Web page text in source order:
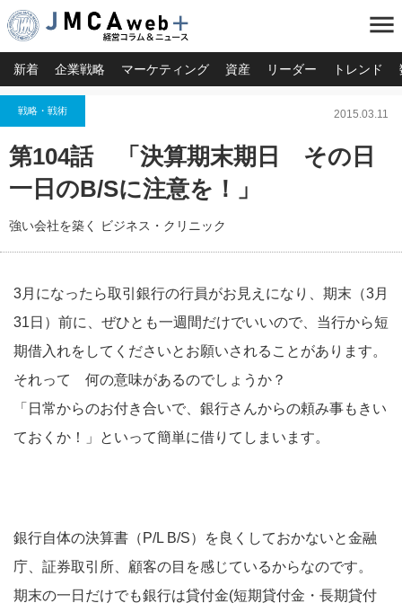
menu
新着 企業戦略 マーケティング 資産 リーダー トレンド
戦略・戦術 2015.03.11
第104話 「決算期末期日 その日
一日のB/Sに注意を！」
強い会社を築く ビジネス・クリニック
3月になったら取引銀行の行員がお見えになり、期末（3月
31日）前に、ぜひとも一週間だけでいいので、当行から短
期借入れをしてくださいとお願いされることがあります。
それって 何の意味があるのでしょうか？
「日常からのお付き合いで、銀行さんからの頼み事もきい
ておくか！」といって簡単に借りてしまいます。
銀行自体の決算書（P/L B/S）を良くしておかないと金融
庁、証券取引所、顧客の目を感じているからなのです。
期末の一日だけでも銀行は貸付金(短期貸付金・長期貸付